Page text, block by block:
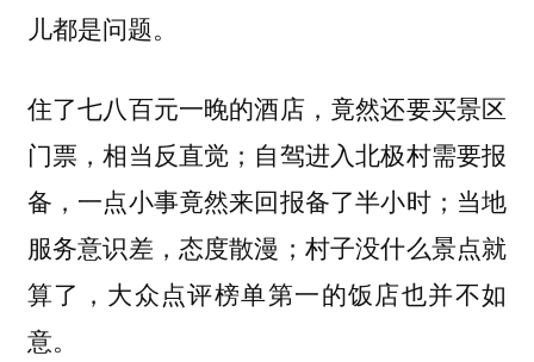
儿都是问题。
住了七八百元一晚的酒店，竟然还要买景区
门票，相当反直觉；自驾进入北极村需要报
备，一点小事竟然来回报备了半小时；当地
服务意识差，态度散漫；村子没什么景点就
算了，大众点评榜单第一的饭店也并不如
意。